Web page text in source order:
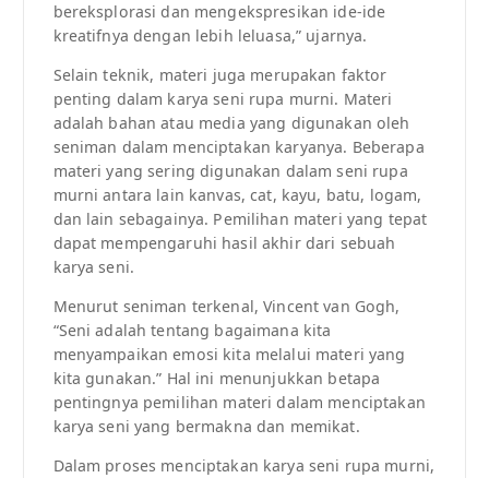
bereksplorasi dan mengekspresikan ide-ide
kreatifnya dengan lebih leluasa,” ujarnya.
Selain teknik, materi juga merupakan faktor
penting dalam karya seni rupa murni. Materi
adalah bahan atau media yang digunakan oleh
seniman dalam menciptakan karyanya. Beberapa
materi yang sering digunakan dalam seni rupa
murni antara lain kanvas, cat, kayu, batu, logam,
dan lain sebagainya. Pemilihan materi yang tepat
dapat mempengaruhi hasil akhir dari sebuah
karya seni.
Menurut seniman terkenal, Vincent van Gogh,
“Seni adalah tentang bagaimana kita
menyampaikan emosi kita melalui materi yang
kita gunakan.” Hal ini menunjukkan betapa
pentingnya pemilihan materi dalam menciptakan
karya seni yang bermakna dan memikat.
Dalam proses menciptakan karya seni rupa murni,